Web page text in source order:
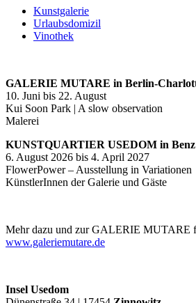
Kunstgalerie
Urlaubsdomizil
Vinothek
GALERIE MUTARE in Berlin-
10. Juni bis 22. August
Kui Soon Park | A slow observation
Malerei
KUNSTQUARTIER USEDOM in Benz
6. August 2026 bis 4. April 2027
FlowerPower – Ausstellung in Variationen
KünstlerInnen der Galerie und Gäste
Mehr dazu und zur GALERIE MUTARE
www.galeriemutare.de
Insel Usedom